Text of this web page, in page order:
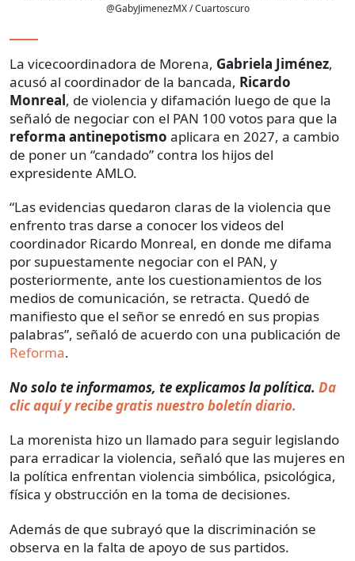
@GabyJimenezMX / Cuartoscuro
La vicecoordinadora de Morena, Gabriela Jiménez,
acusó al coordinador de la bancada, Ricardo
Monreal, de violencia y difamación luego de que la
señaló de negociar con el PAN 100 votos para que la
reforma antinepotismo aplicara en 2027, a cambio
de poner un “candado” contra los hijos del
expresidente AMLO.
“Las evidencias quedaron claras de la violencia que
enfrento tras darse a conocer los videos del
coordinador Ricardo Monreal, en donde me difama
por supuestamente negociar con el PAN, y
posteriormente, ante los cuestionamientos de los
medios de comunicación, se retracta. Quedó de
manifiesto que el señor se enredó en sus propias
palabras”, señaló de acuerdo con una publicación de
Reforma.
No solo te informamos, te explicamos la política. Da
clic aquí y recibe gratis nuestro boletín diario.
La morenista hizo un llamado para seguir legislando
para erradicar la violencia, señaló que las mujeres en
la política enfrentan violencia simbólica, psicológica,
física y obstrucción en la toma de decisiones.
Además de que subrayó que la discriminación se
observa en la falta de apoyo de sus partidos.